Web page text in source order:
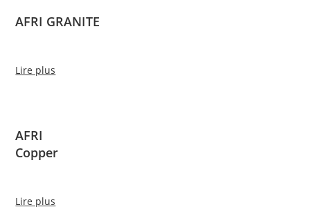
AFRI GRANITE
Lire plus
AFRI
Copper
Lire plus